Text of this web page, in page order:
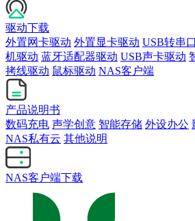
驱动下载
外置网卡驱动 外置显卡驱动 USB转串
机驱动 蓝牙适配器驱动 USB声卡驱动
拷线驱动 鼠标驱动 NAS客户端
产品说明书
数码充电 声学创意 智能存储 外设办公
NAS私有云 其他说明
NAS客户端下载